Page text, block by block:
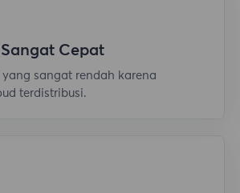
Cepat
sangat rendah karena
terdistribusi.